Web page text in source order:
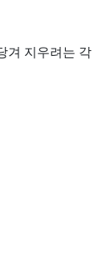
겨 지우려는 각